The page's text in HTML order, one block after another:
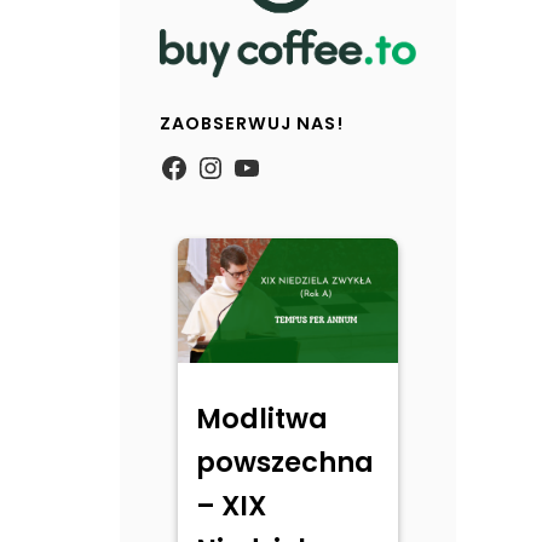
ZAOBSERWUJ NAS!
https://
Instagram
YouTube
Modlitwa
powszechna
– XIX